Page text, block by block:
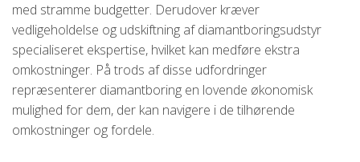
med stramme budgetter. Derudover kræver
vedligeholdelse og udskiftning af diamantboringsudstyr
specialiseret ekspertise, hvilket kan medføre ekstra
omkostninger. På trods af disse udfordringer
repræsenterer diamantboring en lovende økonomisk
mulighed for dem, der kan navigere i de tilhørende
omkostninger og fordele.